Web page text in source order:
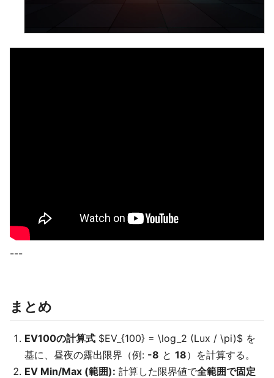
---
まとめ
EV100の計算式 $EV_{100} = \log_2 (Lux / \pi)$ を
基に、昼夜の露出限界（例: -8 と 18）を計算する。
EV Min/Max (範囲): 計算した限界値で全範囲で固定